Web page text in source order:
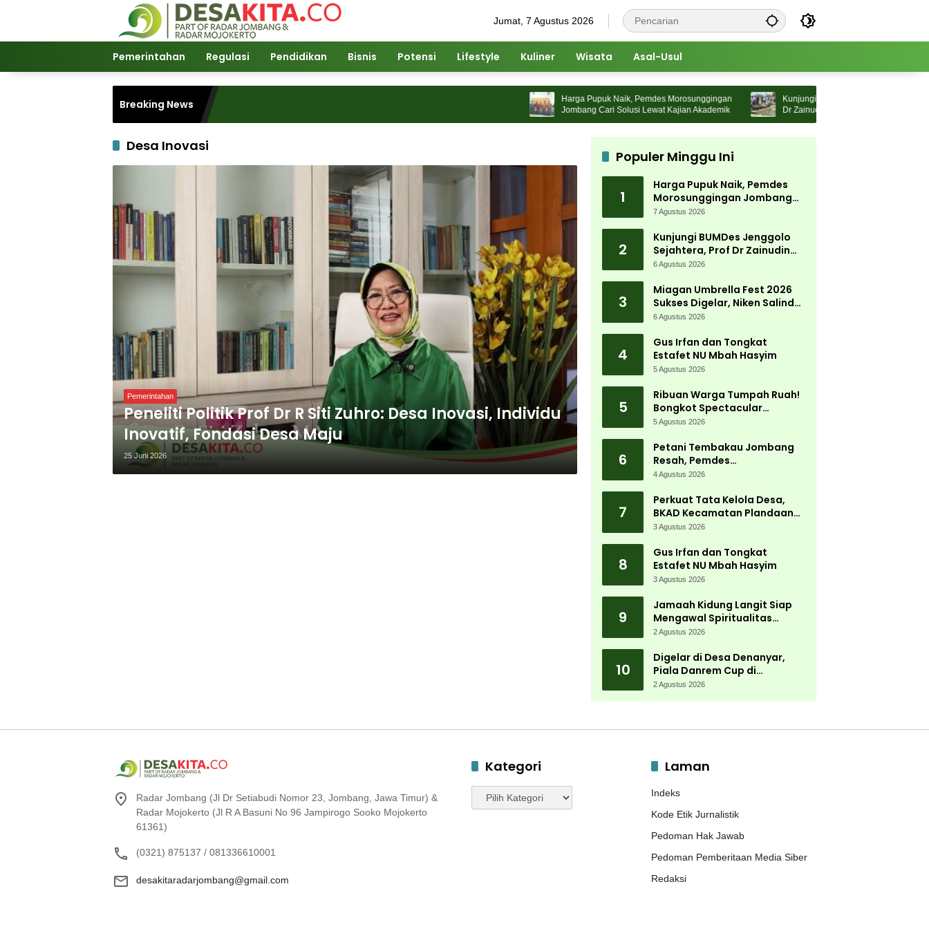
Jumat, 7 Agustus 2026
Pemerintahan Regulasi Pendidikan Bisnis Potensi Lifestyle Kuliner Wisata Asal-Usul
Breaking News
Harga Pupuk Naik, Pemdes Morosunggingan
Jombang Cari Solusi Lewat Kajian Akademik
Kunjungi BUMDes Jenggolo Sejahtera, Prof
Dr Zainudin Maliki: Kita Wujudkan
Kemandirian Ekonomi dengan Potensi Desa
Desa Inovasi
Pemerintahan
Peneliti Politik Prof Dr R Siti Zuhro: Desa Inovasi, Individu
Inovatif, Fondasi Desa Maju
25 Juni 2026
Populer Minggu Ini
1
Harga Pupuk Naik, Pemdes
Morosunggingan Jombang
Cari Solusi Lewat Kajian
7 Agustus 2026
2
Kunjungi BUMDes Jenggolo
Sejahtera, Prof Dr Zainudin
Maliki: Kita Wujudkan
Potensi Desa
6 Agustus 2026
3
Miagan Umbrella Fest 2026
Sukses Digelar, Niken Salindry
Jadi Magnet Ribuan
6 Agustus 2026
4
Gus Irfan dan Tongkat
Estafet NU Mbah Hasyim
5 Agustus 2026
5
Ribuan Warga Tumpah Ruah!
Bongkot Spectacular
Carnival 2026 Jadi Pesta
Peterongan
5 Agustus 2026
6
Petani Tembakau Jombang
Resah, Pemdes
Tanjungwadung dan Disperta
4 Agustus 2026
7
Perkuat Tata Kelola Desa,
BKAD Kecamatan Plandaan
Gelar Pelatihan Aparatur
3 Agustus 2026
8
Gus Irfan dan Tongkat
Estafet NU Mbah Hasyim
3 Agustus 2026
9
Jamaah Kidung Langit Siap
Mengawal Spiritualitas
Muktamar NU
2 Agustus 2026
10
Digelar di Desa Denanyar,
Piala Danrem Cup di
Jombang Fokus Cetak Bibit
2 Agustus 2026
Radar Jombang (Jl Dr Setiabudi Nomor 23, Jombang, Jawa Timur) &
Radar Mojokerto (Jl R A Basuni No 96 Jampirogo Sooko Mojokerto
61361)
(0321) 875137 / 081336610001
desakitaradarjombang@gmail.com
Kategori
Kategori
Laman
Indeks
Kode Etik Jurnalistik
Pedoman Hak Jawab
Pedoman Pemberitaan Media Siber
Redaksi